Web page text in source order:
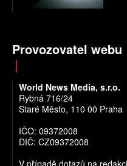
Provozovatel webu
World News Media, s.r.o.
Rybná 716/24
Staré Město, 110 00 Praha
IČO: 09372008
DIČ: CZ09372008